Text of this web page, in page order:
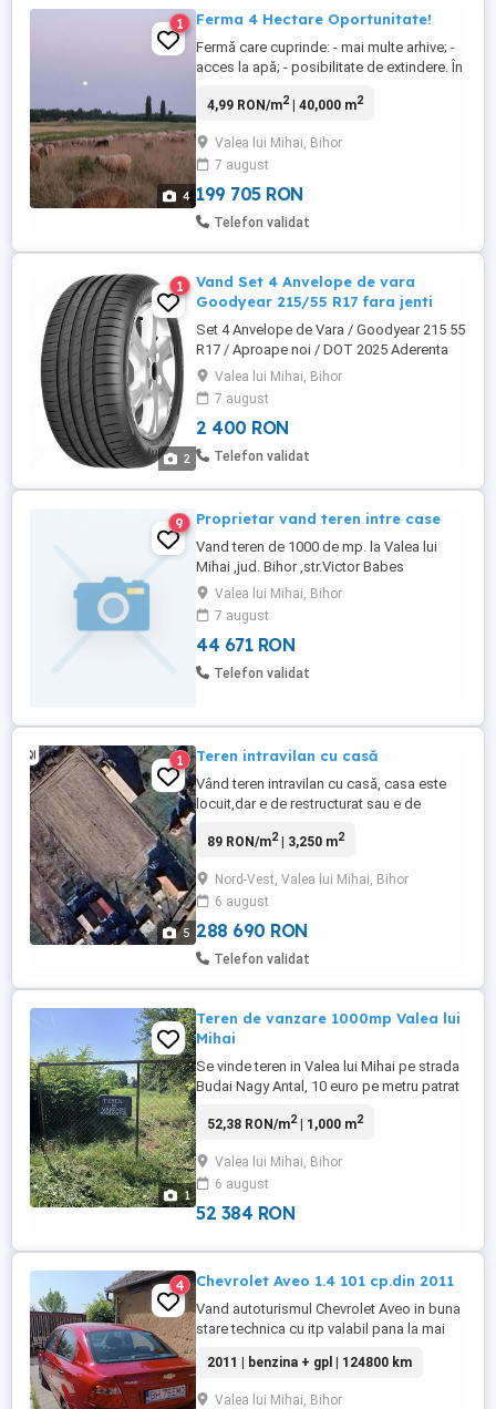
4
1 Ferma 4 Hectare Oportunitate!
Fermă care cuprinde: - mai multe arhive; -
acces la apă; - posibilitate de extindere. În
mai multe detalii, trimiteți mesaj scris!
4,99 RON/m2| 40,000 m2
Valea lui Mihai, Bihor
7 august
199 705 RON
Telefon validat
2
1
Vand Set 4 Anvelope de vara
Goodyear 215/55 R17 fara jenti
Set 4 Anvelope de Vara / Goodyear 215 55
R17 / Aproape noi / DOT 2025 Aderenta
pe umezeala Clasa A Provin de pe un Ford
Puma Gen E achizitionat in noiembrie 2025
Au rulat doar 100 km, sunt ca si noi. Doar
predare personala in Valea lui Mihai Bihor
si imprejurimi in limita a 60 km Bihor, ...
Valea lui Mihai, Bihor
7 august
2 400 RON
Telefon validat
9 Proprietar vand teren intre case
Vand teren de 1000 de mp. la Valea lui
Mihai ,jud. Bihor ,str.Victor Babes
nr.8.,front stradal 50 de m,apa si curentul
electric este in fata terenului la strada.
Valea lui Mihai, Bihor
7 august
44 671 RON
Telefon validat
5
1 Teren intravilan cu casă
Vând teren intravilan cu casă, casa este
locuit,dar e de restructurat sau e de
Este deja canalizare și apa curentă a
află aproape, dar nu este conectat.
Suprafața la stradă cca 28 metri. Actele
sunt la zi și în regulă. ...
89 RON/m2| 3,250 m2
Nord-Vest, Valea lui Mihai, Bihor
6 august
288 690 RON
Telefon validat
1
Teren de vanzare 1000mp Valea lui
Mihai
Se vinde teren in Valea lui Mihai pe strada
Budai Nagy Antal, 10 euro pe metru patrat
Budai Nagy Antal utcában, 10 euró
patati 1000 négyzetméter
52,38 RON/m2| 1,000 m2
Valea lui Mihai, Bihor
6 august
52 384 RON
4 Chevrolet Aveo 1.4 101 cp.din 2011
Vand autoturismul Chevrolet Aveo in buna
stare technica cu itp valabil pana la mai
2011 | benzina + gpl | 124800 km
Valea lui Mihai, Bihor